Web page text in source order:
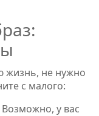
жизнь, не нужно
с малого:
Возможно, у вас